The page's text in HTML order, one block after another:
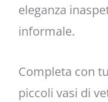
eleganza
informale.
Completa con
piccoli vasi di